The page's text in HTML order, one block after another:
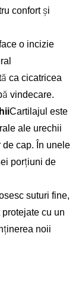
confort și
o incizie
ca cicatricea
vindecare.
Cartilajul este
ale urechii
cap. În unele
porțiuni de
suturi fine,
cu un
noii